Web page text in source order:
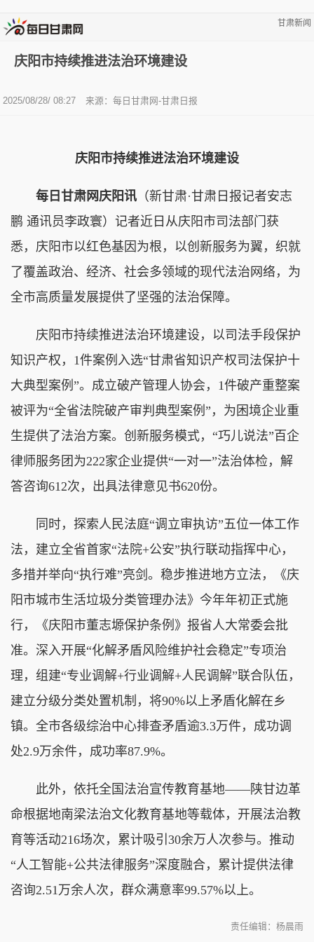
甘肃新闻
庆阳市持续推进法治环境建设
2025/08/28/ 08:27 来源：每日甘肃网-甘肃日报
庆阳市持续推进法治环境建设
每日甘肃网庆阳讯 （新甘肃·甘肃日报记者安志
鹏 通讯员李政寰）记者近日从庆阳市司法部门获
悉，庆阳市以红色基因为根，以创新服务为翼，织就
了覆盖政治、经济、社会多领域的现代法治网络，为
全市高质量发展提供了坚强的法治保障。
庆阳市持续推进法治环境建设，以司法手段保护
知识产权，1件案例入选“甘肃省知识产权司法保护十
大典型案例”。成立破产管理人协会，1件破产重整案
被评为“全省法院破产审判典型案例”，为困境企业重
生提供了法治方案。创新服务模式，“巧儿说法”百企
律师服务团为222家企业提供“一对一”法治体检，解
答咨询612次，出具法律意见书620份。
同时，探索人民法庭“调立审执访”五位一体工作
法，建立全省首家“法院+公安”执行联动指挥中心，
多措并举向“执行难”亮剑。稳步推进地方立法，《庆
阳市城市生活垃圾分类管理办法》今年年初正式施
行，《庆阳市董志塬保护条例》报省人大常委会批
准。深入开展“化解矛盾风险维护社会稳定”专项治
理，组建“专业调解+行业调解+人民调解”联合队伍，
建立分级分类处置机制，将90%以上矛盾化解在乡
镇。全市各级综治中心排查矛盾逾3.3万件，成功调
处2.9万余件，成功率87.9%。
此外，依托全国法治宣传教育基地——陕甘边革
命根据地南梁法治文化教育基地等载体，开展法治教
育等活动216场次，累计吸引30余万人次参与。推动
“人工智能+公共法律服务”深度融合，累计提供法律
咨询2.51万余人次，群众满意率99.57%以上。
责任编辑：杨晨雨